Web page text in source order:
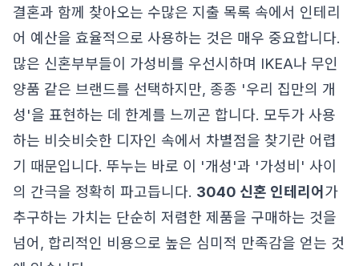
결혼과 함께 찾아오는 수많은 지출 목록 속에서 인테리
어 예산을 효율적으로 사용하는 것은 매우 중요합니다.
많은 신혼부부들이 가성비를 우선시하며 IKEA나 무인
양품 같은 브랜드를 선택하지만, 종종 '우리 집만의 개
성'을 표현하는 데 한계를 느끼곤 합니다. 모두가 사용
하는 비슷비슷한 디자인 속에서 차별점을 찾기란 어렵
기 때문입니다. 뚜누는 바로 이 '개성'과 '가성비' 사이
의 간극을 정확히 파고듭니다. 3040 신혼 인테리어 가
추구하는 가치는 단순히 저렴한 제품을 구매하는 것을
넘어, 합리적인 비용으로 높은 심미적 만족감을 얻는 것